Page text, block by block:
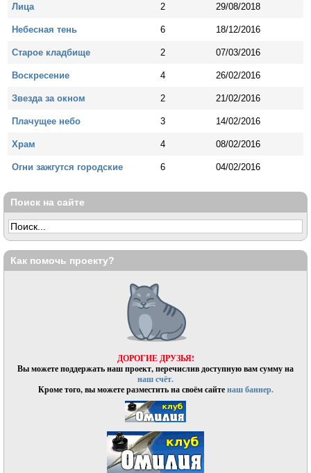
Лица 2 29/08/2018
Небесная тень 6 18/12/2016
Старое кладбище 2 07/03/2016
Воскресение 4 26/02/2016
Звезда за окном 2 21/02/2016
Плачущее небо 3 14/02/2016
Храм 4 08/02/2016
Огни зажгутся городские 6 04/02/2016
Поиск на сайте
Как помочь проекту?
ДОРОГИЕ ДРУЗЬЯ!
Вы можете поддержать наш проект, перечислив доступную вам сумму на
наш счёт.
Кроме того, вы можете разместить на своём сайтенаш баннер.